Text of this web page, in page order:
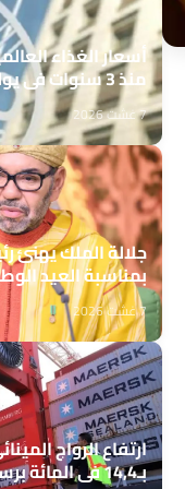
أسعار الغذاء
منذ 3 سنوات في يوليوز الماضي (الفاو)
7 غشت 2026
جلالة الملك يهنئ
بمناسبة العيد
7 غشت 2026
ارتفاع الرواج
بـ14,4 في